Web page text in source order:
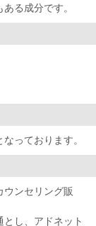
る成分です。
っております。
ンセリング販
し、アドネット